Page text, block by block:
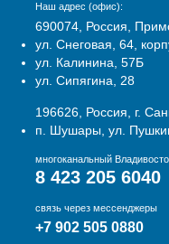
Наш адрес (офис):
690074, Россия,
ул. Снеговая, 64,
ул. Калинина, 57Б
ул. Сипягина, 28
196626, Россия, г.
п. Шушары, ул.
многоканальный
8 423 205 6040
связь через мессенджеры
+7 902 505 0880